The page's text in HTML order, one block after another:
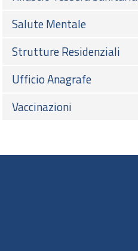
Salute Mentale
Strutture Residenziali
Ufficio Anagrafe
Vaccinazioni